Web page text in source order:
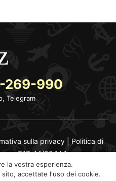
269-990
Telegram
sulla privacy
Politica di
TAT 44/00444
la vostra esperienza.
accettate l'uso dei cookie.